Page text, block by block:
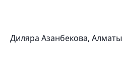
Диляра Азанбекова, Алматы